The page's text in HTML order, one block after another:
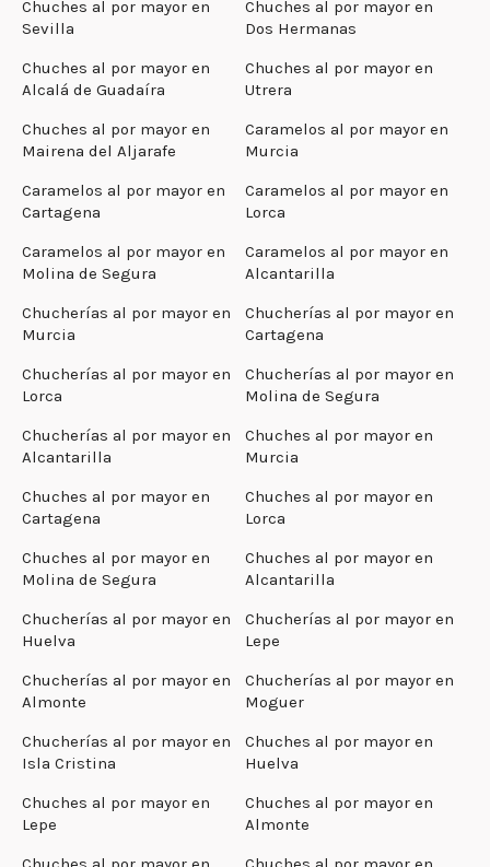
Chuches al por mayor en
Sevilla
Chuches al por mayor en
Dos Hermanas
Chuches al por mayor en
Alcalá de Guadaíra
Chuches al por mayor en
Utrera
Chuches al por mayor en
Mairena del Aljarafe
Caramelos al por mayor en
Murcia
Caramelos al por mayor en
Cartagena
Caramelos al por mayor en
Lorca
Caramelos al por mayor en
Molina de Segura
Caramelos al por mayor en
Alcantarilla
Chucherías al por mayor en
Murcia
Chucherías al por mayor en
Cartagena
Chucherías al por mayor en
Lorca
Chucherías al por mayor en
Molina de Segura
Chucherías al por mayor en
Alcantarilla
Chuches al por mayor en
Murcia
Chuches al por mayor en
Cartagena
Chuches al por mayor en
Lorca
Chuches al por mayor en
Molina de Segura
Chuches al por mayor en
Alcantarilla
Chucherías al por mayor en
Huelva
Chucherías al por mayor en
Lepe
Chucherías al por mayor en
Almonte
Chucherías al por mayor en
Moguer
Chucherías al por mayor en
Isla Cristina
Chuches al por mayor en
Huelva
Chuches al por mayor en
Lepe
Chuches al por mayor en
Almonte